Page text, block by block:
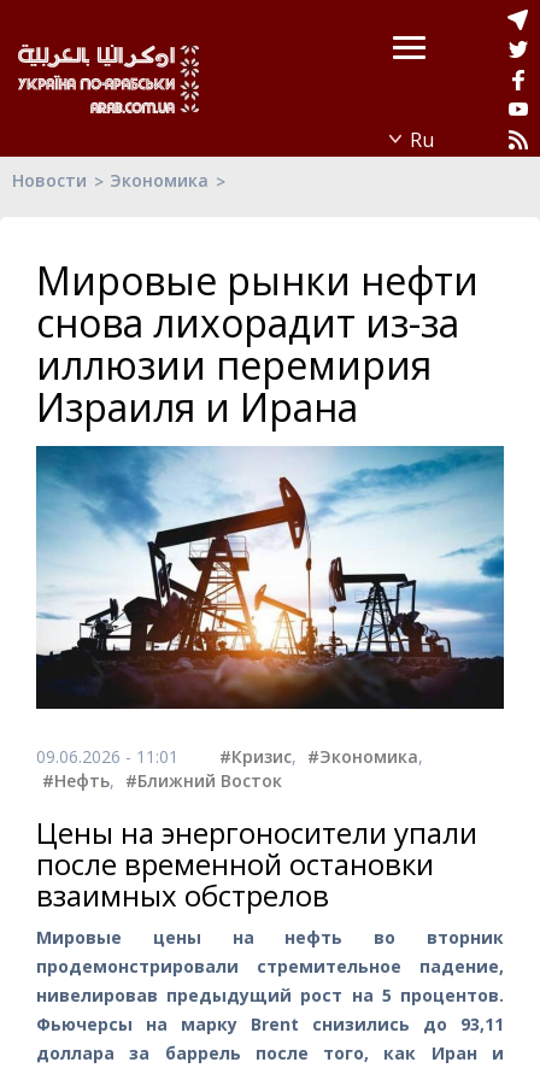
Новости Экономика
Мировые рынки нефти
снова лихорадит из-за
иллюзии перемирия
Израиля и Ирана
09.06.2026 - 11:01 #Кризис, #Экономика,
#Нефть, #Ближний Восток
Цены на энергоносители упали
после временной остановки
взаимных обстрелов
Мировые цены на нефть во вторник
продемонстрировали стремительное падение,
нивелировав предыдущий рост на 5 процентов.
Фьючерсы на марку Brent снизились до 93,11
доллара за баррель после того, как Иран и